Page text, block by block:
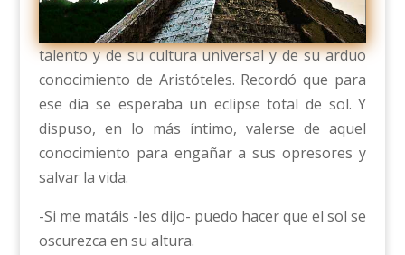
talento y de su cultura universal y de su arduo
conocimiento de Aristóteles. Recordó que para
ese día se esperaba un eclipse total de sol. Y
dispuso, en lo más íntimo, valerse de aquel
conocimiento para engañar a sus opresores y
salvar la vida.
-Si me matáis -les dijo- puedo hacer que el sol se
oscurezca en su altura.